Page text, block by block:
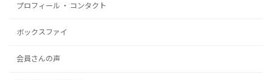
プロフィール ・ コンタクト
ボックスファイ
会員さんの声